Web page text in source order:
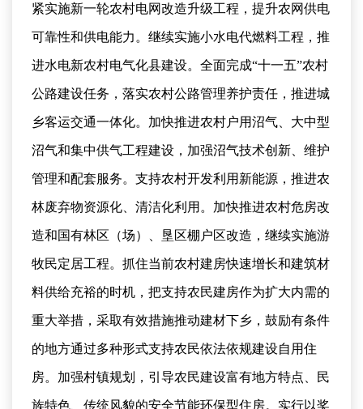
紧实施新一轮农村电网改造升级工程，提升农网供电
可靠性和供电能力。继续实施小水电代燃料工程，推
进水电新农村电气化县建设。全面完成“十一五”农村
公路建设任务，落实农村公路管理养护责任，推进城
乡客运交通一体化。加快推进农村户用沼气、大中型
沼气和集中供气工程建设，加强沼气技术创新、维护
管理和配套服务。支持农村开发利用新能源，推进农
林废弃物资源化、清洁化利用。加快推进农村危房改
造和国有林区（场）、垦区棚户区改造，继续实施游
牧民定居工程。抓住当前农村建房快速增长和建筑材
料供给充裕的时机，把支持农民建房作为扩大内需的
重大举措，采取有效措施推动建材下乡，鼓励有条件
的地方通过多种形式支持农民依法依规建设自用住
房。加强村镇规划，引导农民建设富有地方特点、民
族特色、传统风貌的安全节能环保型住房。实行以奖